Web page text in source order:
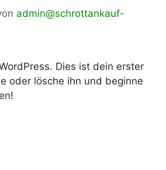
admin@schrottankauf-
Dies ist dein erster
oder lösche ihn und beginne